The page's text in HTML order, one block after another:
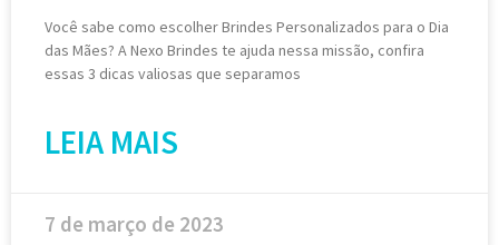
Você sabe como escolher Brindes Personalizados para o Dia
das Mães? A Nexo Brindes te ajuda nessa missão, confira
essas 3 dicas valiosas que separamos
LEIA MAIS
7 de março de 2023